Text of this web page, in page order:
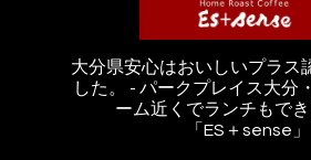
大分県安心はおいしいプラス
した。 - パークプレイス大分
ーム近くでランチもで
「ES＋sense」